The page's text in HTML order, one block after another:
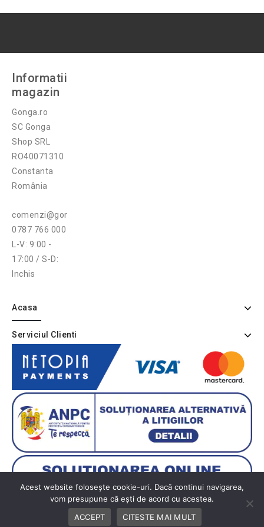
Informatii
magazin
Gonga.ro
SC Gonga
Shop SRL
RO40071310
Constanta
România
comenzi@gonga.ro
0787 766 000
L-V: 9:00 -
17:00 / S-D:
Inchis
Acasa
Serviciul Clienti
Acest website folosește cookie-uri. Dacă continui navigarea,
vom presupune că ești de acord cu acestea.
ACCEPT
CITESTE MAI MULT